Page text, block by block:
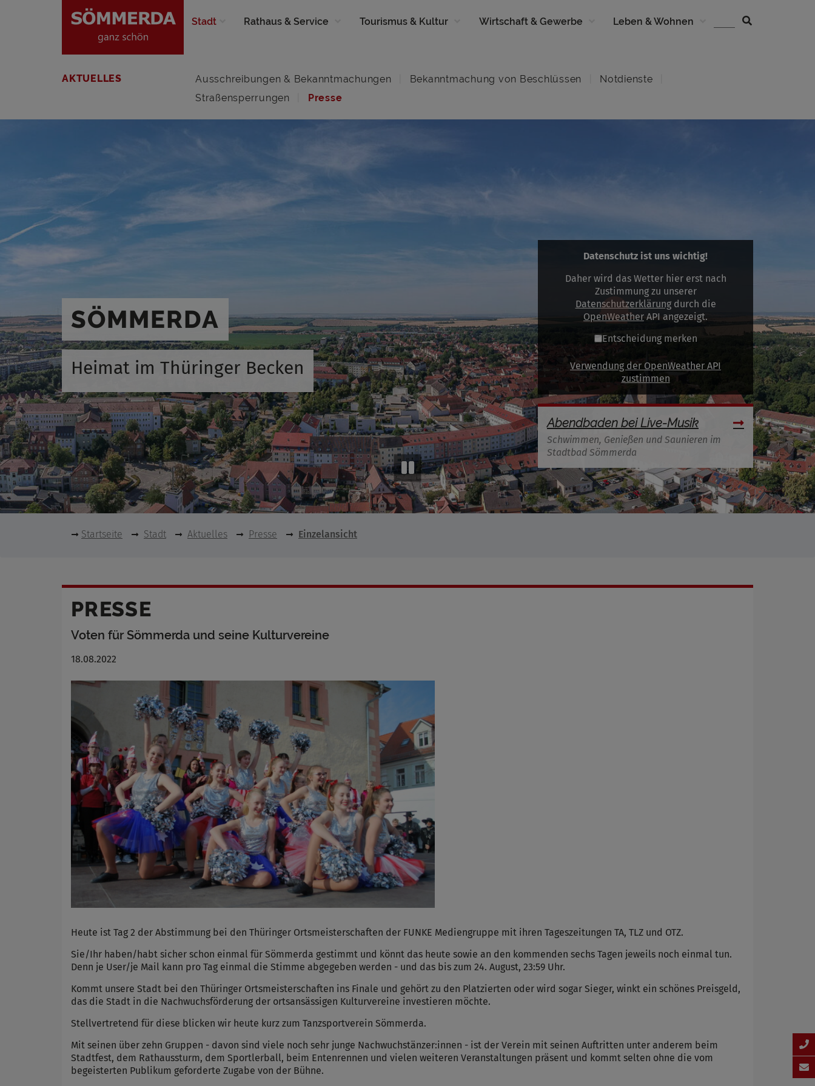
Stadt Rathaus & Service Tourismus & Kultur Wirtschaft & Gewerbe Leben & Wohnen
AKTUELLES Ausschreibungen & Bekanntmachungen Bekanntmachung von Beschlüssen
Notdienste
Straßensperrungen
Presse
SÖMMERDA
Heimat im Thüringer Becken
Datenschutz ist uns wichtig!
Daher wird das Wetter hier erst nach
Zustimmung zu unserer
Datenschutzerklärungdurch die
OpenWeather API angezeigt.
Entscheidung merken
Verwendung der OpenWeather API
zustimmen
Abendbaden bei Live-Musik
Schwimmen, Genießen und Saunieren im
Stadtbad Sömmerda
Startseite Stadt Aktuelles Presse Einzelansicht
PRESSE
Voten für Sömmerda und seine Kulturvereine
18.08.2022
Heute ist Tag 2 der Abstimmung bei den Thüringer Ortsmeisterschaften der FUNKE Mediengruppe mit ihren Tageszeitungen TA, TLZ und OTZ.
Sie/Ihr haben/habt sicher schon einmal für Sömmerda gestimmt und könnt das heute sowie an den kommenden sechs Tagen jeweils noch einmal tun.
Denn je User/je Mail kann pro Tag einmal die Stimme abgegeben werden - und das bis zum 24. August, 23:59 Uhr.
Kommt unsere Stadt bei den Thüringer Ortsmeisterschaften ins Finale und gehört zu den Platzierten oder wird sogar Sieger, winkt ein schönes Preisgeld,
das die Stadt in die Nachwuchsförderung der ortsansässigen Kulturvereine investieren möchte.
Stellvertretend für diese blicken wir heute kurz zum Tanzsportverein Sömmerda.
Mit seinen über zehn Gruppen - davon sind viele noch sehr junge Nachwuchstänzer:innen - ist der Verein mit seinen Auftritten unter anderem beim
Stadtfest, dem Rathaussturm, dem Sportlerball, beim Entenrennen und vielen weiteren Veranstaltungen präsent und kommt selten ohne die vom
begeisterten Publikum geforderte Zugabe von der Bühne.